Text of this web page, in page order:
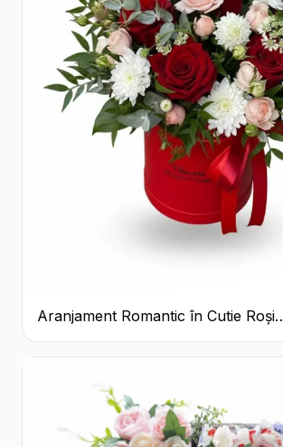
Aranjament Romantic în Cutie Roșie
cu Trandafiri și Crizanteme